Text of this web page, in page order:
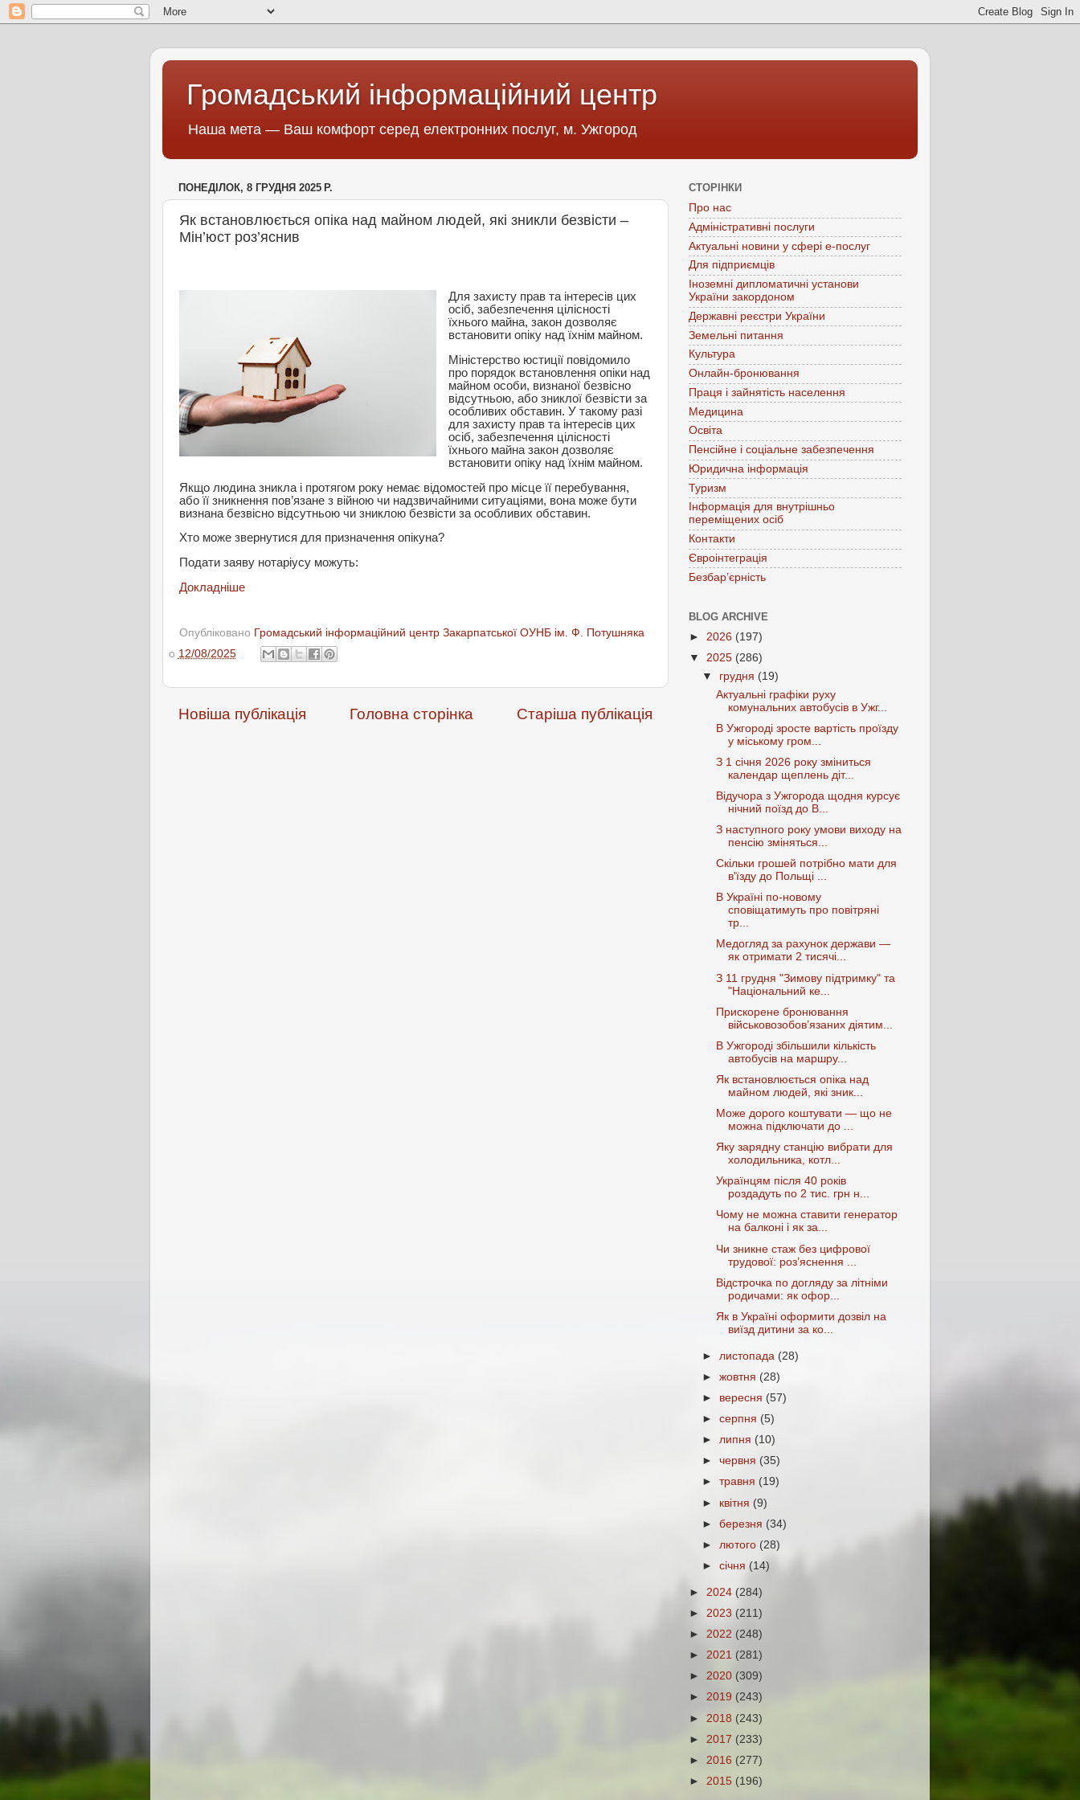
Громадський інформаційний центр
Наша мета — Ваш комфорт серед електронних послуг, м. Ужгород
ПОНЕДІЛОК, 8 ГРУДНЯ 2025 Р.
Як встановлюється опіка над майном людей, які зникли безвісти –
Мін’юст роз’яснив
Для захисту прав та інтересів цих
осіб, забезпечення цілісності
їхнього майна, закон дозволяє
встановити опіку над їхнім майном.
Міністерство юстиції повідомило
про порядок встановлення опіки над
майном особи, визнаної безвісно
відсутньою, або зниклої безвісти за
особливих обставин. У такому разі
для захисту прав та інтересів цих
осіб, забезпечення цілісності
їхнього майна закон дозволяє
встановити опіку над їхнім майном.
Якщо людина зникла і протягом року немає відомостей про місце її перебування,
або її зникнення пов’язане з війною чи надзвичайними ситуаціями, вона може бути
визнана безвісно відсутньою чи зниклою безвісти за особливих обставин.
Хто може звернутися для призначення опікуна?
Подати заяву нотаріусу можуть:
Докладніше
Опубліковано Громадський інформаційний центр Закарпатської ОУНБ ім. Ф. Потушняка
о 12/08/2025
Новіша публікація Старіша публікація
Головна сторінка
СТОРІНКИ
Про нас
Адміністративні послуги
Актуальні новини у сфері е-послуг
Для підприємців
Іноземні дипломатичні установи
України закордоном
Державні реєстри України
Земельні питання
Культура
Онлайн-бронювання
Праця і зайнятість населення
Медицина
Освіта
Пенсійне і соціальне забезпечення
Юридична інформація
Туризм
Інформація для внутрішньо
переміщених осіб
Контакти
Євроінтеграція
Безбар’єрність
BLOG ARCHIVE
► 2026 (197)
▼ 2025 (286)
▼ грудня (19)
Актуальні графіки руху
комунальних автобусів в Ужг...
В Ужгороді зросте вартість проїзду
у міському гром...
З 1 січня 2026 року зміниться
календар щеплень діт...
Відучора з Ужгорода щодня курсує
нічний поїзд до В...
З наступного року умови виходу на
пенсію зміняться...
Скільки грошей потрібно мати для
в'їзду до Польщі ...
В Україні по-новому
сповіщатимуть про повітряні
тр...
Медогляд за рахунок держави —
як отримати 2 тисячі...
З 11 грудня "Зимову підтримку" та
"Національний ке...
Прискорене бронювання
військовозобов’язаних діятим...
В Ужгороді збільшили кількість
автобусів на маршру...
Як встановлюється опіка над
майном людей, які зник...
Може дорого коштувати — що не
можна підключати до ...
Яку зарядну станцію вибрати для
холодильника, котл...
Українцям після 40 років
роздадуть по 2 тис. грн н...
Чому не можна ставити генератор
на балконі і як за...
Чи зникне стаж без цифрової
трудової: роз’яснення ...
Відстрочка по догляду за літніми
родичами: як офор...
Як в Україні оформити дозвіл на
виїзд дитини за ко...
► листопада (28)
►жовтня (28)
► вересня (57)
►серпня (5)
►липня (10)
►червня (35)
►травня (19)
► квітня (9)
►березня (34)
► лютого (28)
►січня(14)
► 2024 (284)
► 2023 (211)
► 2022 (248)
► 2021 (281)
► 2020 (309)
► 2019 (243)
► 2018 (243)
► 2017 (233)
► 2016 (277)
► 2015 (196)